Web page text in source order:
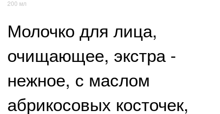
200 мл
Молочко для лица,
очищающее, экстра -
нежное, с маслом
абрикосовых косточек,